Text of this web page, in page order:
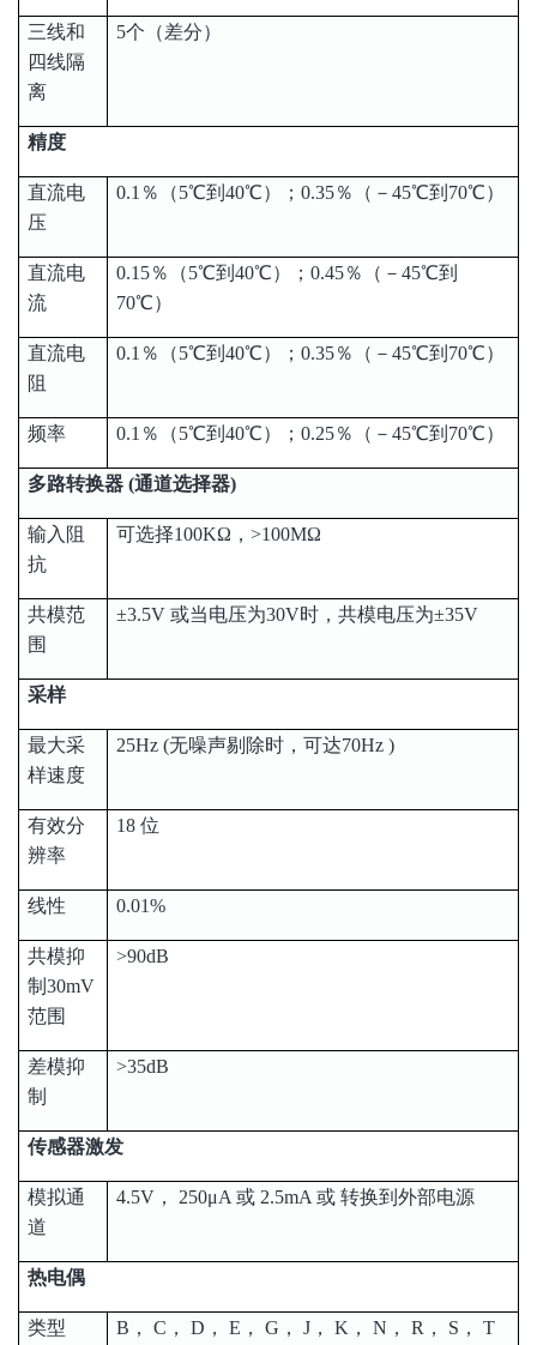
三线和
四线隔
离
5个（差分）
精度
直流电
压
0.1％（5℃到40℃）；0.35％（－45℃到70℃）
直流电
流
0.15％（5℃到40℃）；0.45％（－45℃到
70℃）
直流电
阻
0.1％（5℃到40℃）；0.35％（－45℃到70℃）
频率 0.1％（5℃到40℃）；0.25％（－45℃到70℃）
多路转换器 (通道选择器)
输入阻
抗
可选择100KΩ，>100MΩ
共模范
围
±3.5V 或当电压为30V时，共模电压为±35V
采样
最大采
样速度
25Hz (无噪声剔除时，可达70Hz )
有效分
辨率
18 位
线性 0.01%
共模抑
制30mV
范围
>90dB
差模抑
制
>35dB
传感器激发
模拟通
道
4.5V， 250μA 或 2.5mA 或 转换到外部电源
热电偶
类型 B， C， D， E， G， J， K， N， R， S， T